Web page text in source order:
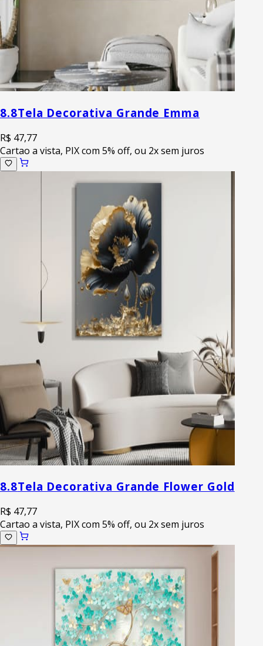
8.8Tela Decorativa Grande Emma
R$ 47,77
Cartao a vista, PIX com 5% off, ou 2x sem juros
8.8Tela Decorativa Grande Flower Gold
R$ 47,77
Cartao a vista, PIX com 5% off, ou 2x sem juros